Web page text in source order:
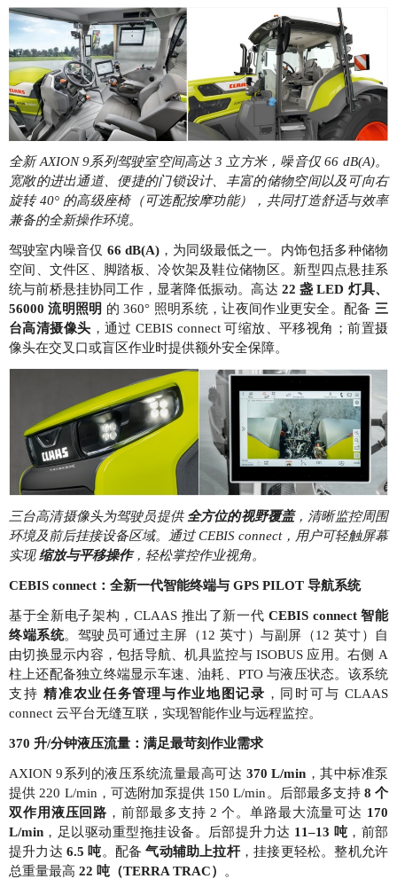
全新 AXION 9系列驾驶室空间高达 3 立方米，噪音仅 66 dB(A)。
宽敞的进出通道、便捷的门锁设计、丰富的储物空间以及可向右
旋转 40° 的高级座椅（可选配按摩功能），共同打造舒适与效率
兼备的全新操作环境。
驾驶室内噪音仅 66 dB(A)，为同级最低之一。内饰包括多种储物
空间、文件区、脚踏板、冷饮架及鞋位储物区。新型四点悬挂系
统与前桥悬挂协同工作，显著降低振动。高达 22 盏 LED 灯具、
56000 流明照明 的 360° 照明系统，让夜间作业更安全。配备 三
台高清摄像头 ，通过 CEBIS connect 可缩放、平移视角；前置摄
像头在交叉口或盲区作业时提供额外安全保障。
三台高清摄像头为驾驶员提供 全方位的视野覆盖，清晰监控周围
环境及前后挂接设备区域。通过 CEBIS connect，用户可轻触屏幕
实现缩放与平移操作，轻松掌控作业视角。
CEBIS connect：全新一代智能终端与 GPS PILOT 导航系统
基于全新电子架构，CLAAS 推出了新一代CEBIS connect 智能
终端系统。驾驶员可通过主屏（12 英寸）与副屏（12 英寸）自
由切换显示内容，包括导航、机具监控与 ISOBUS 应用。右侧 A
柱上还配备独立终端显示车速、油耗、PTO 与液压状态。该系统
支持精准农业任务管理与作业地图记录 ，同时可与 CLAAS
connect 云平台无缝互联，实现智能作业与远程监控。
370 升/分钟液压流量：满足最苛刻作业需求
AXION 9系列的液压系统流量最高可达 370 L/min ，其中标准泵
提供 220 L/min，可选附加泵提供 150 L/min。后部最多支持 8 个
双作用液压回路 ，前部最多支持 2 个。单路最大流量可达 170
L/min ，足以驱动重型拖挂设备。后部提升力达 11–13 吨 ，前部
提升力达6.5 吨。配备气动辅助上拉杆，挂接更轻松。整机允许
总重量最高 22 吨（TERRA TRAC） 。